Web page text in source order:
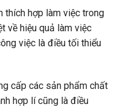
thích hợp làm việc trong
về hiệu quả làm việc
việc là điều tối thiểu
cấp các sản phẩm chất
hợp lí cũng là điều